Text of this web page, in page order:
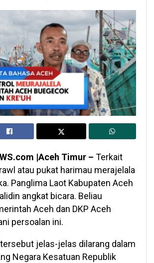
|Aceh Timur – Terkait
atau pukat harimau merajelala
Panglima Laot Kabupaten Aceh
angkat bicara. Beliau
Aceh dan DKP Aceh
persoalan ini.
jelas-jelas dilarang dalam
Negara Kesatuan Republik